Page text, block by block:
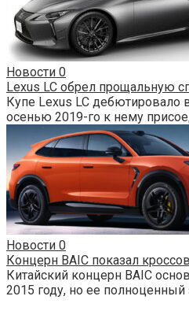
Новости 0
Lexus LC обрел прощальную
Купе Lexus LC дебютировало
осенью 2019-го к нему
Новости 0
Концерн BAIC показал
Китайский концерн BAIC
2015 году, но ее полноценный